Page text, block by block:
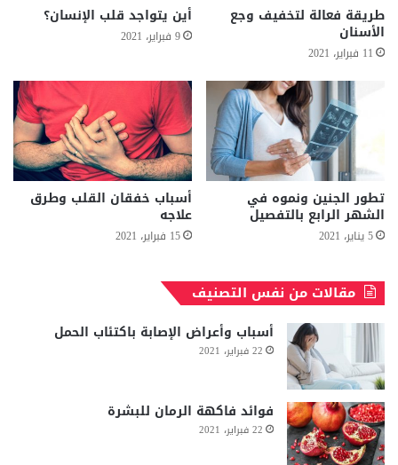
طريقة فعالة لتخفيف وجع
الأسنان
11 فبراير، 2021
أين يتواجد قلب الإنسان؟
9 فبراير، 2021
تطور الجنين ونموه في
الشهر الرابع بالتفصيل
5 يناير، 2021
أسباب خفقان القلب وطرق
علاجه
15 فبراير، 2021
مقالات من نفس التصنيف
أسباب وأعراض الإصابة باكتئاب الحمل
22 فبراير، 2021
فوائد فاكهة الرمان للبشرة
22 فبراير، 2021